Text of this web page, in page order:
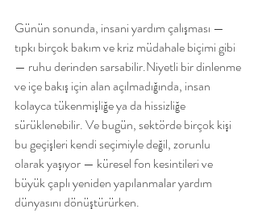
Günün sonunda, insani yardım çalışması —
tıpkı birçok bakım ve kriz müdahale biçimi gibi
— ruhu derinden sarsabilir.Niyetli bir dinlenme
ve içe bakış için alan açılmadığında, insan
kolayca tükenmişliğe ya da hissizliğe
sürüklenebilir. Ve bugün, sektörde birçok kişi
bu geçişleri kendi seçimiyle değil, zorunlu
olarak yaşıyor — küresel fon kesintileri ve
büyük çaplı yeniden yapılanmalar yardım
dünyasını dönüştürürken.